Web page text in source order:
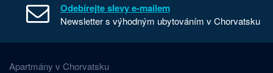
Odebírejte slevy e-mailem
Newsletter s výhodným ubytováním v Chorvatsku
Apartmány v Chorvatsku